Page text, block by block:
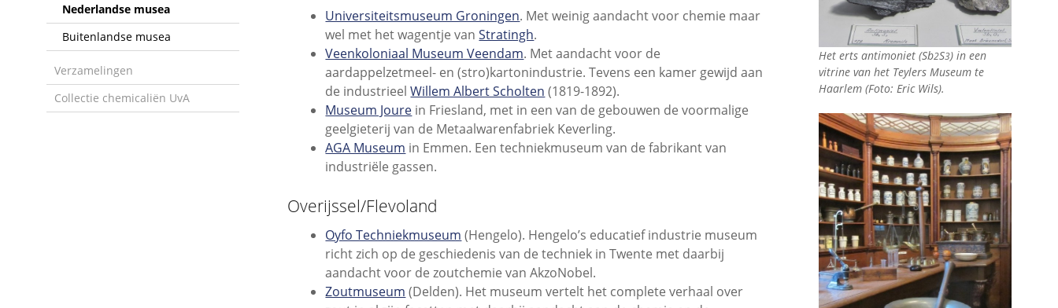
Universiteitsmuseum Groningen. Met weinig aandacht voor chemie maar
wel met het wagentje vanStratingh.
Veenkoloniaal Museum Veendam. Met aandacht voor de
aardappelzetmeel- en (stro)kartonindustrie. Tevens een kamer gewijd aan
de industrieelWillem Albert Scholten (1819-1892).
Museum Joure in Friesland, met in een van de gebouwen de voormalige
geelgieterij van de Metaalwarenfabriek Keverling.
AGA Museum in Emmen. Een techniekmuseum van de fabrikant van
industriële gassen.
Overijssel/Flevoland
Oyfo Techniekmuseum (Hengelo). Hengelo’s educatief industrie museum
richt zich op de geschiedenis van de techniek in Twente met daarbij
aandacht voor de zoutchemie van AkzoNobel.
Zoutmuseum (Delden). Het museum vertelt het complete verhaal over
Nederlandse musea
Buitenlandse musea
Verzamelingen
Collectie chemicaliën UvA
Het erts antimoniet (Sb2S3) in een
vitrine van het Teylers Museum te
Haarlem (Foto: Eric Wils).